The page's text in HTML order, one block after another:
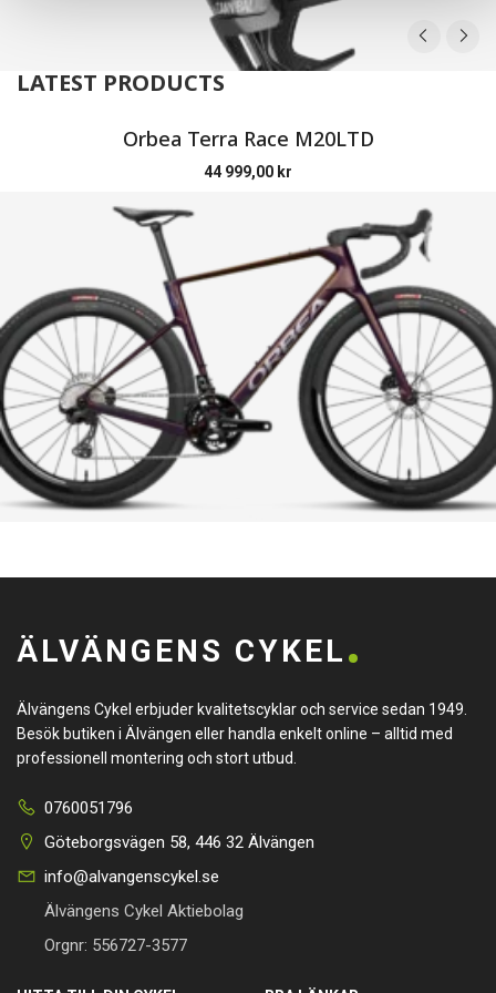
LATEST PRODUCTS
Orbea Terra Race M20LTD
44 999,00 kr
ÄLVÄNGENS CYKEL
Älvängens Cykel erbjuder kvalitetscyklar och service sedan 1949.
Besök butiken i Älvängen eller handla enkelt online – alltid med
professionell montering och stort utbud.
0760051796
Göteborgsvägen 58, 446 32 Älvängen
info@alvangenscykel.se
Älvängens Cykel Aktiebolag
Orgnr: 556727-3577